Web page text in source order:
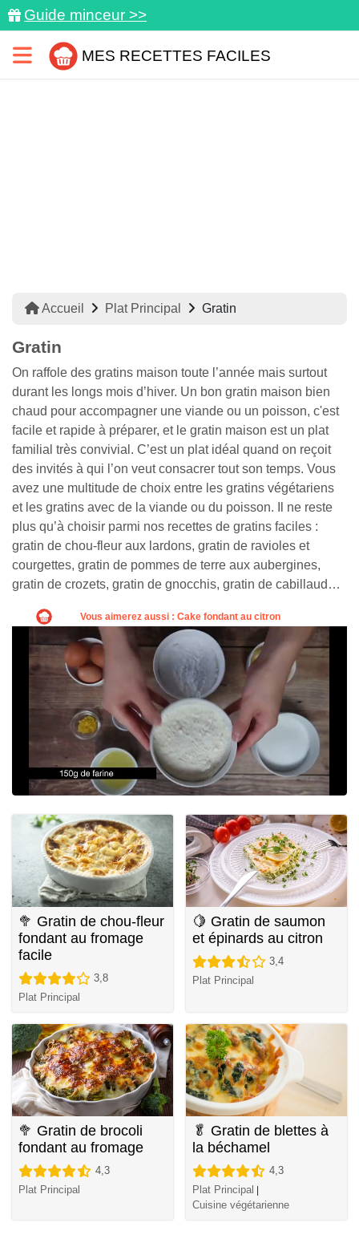
Guide minceur >>
MES RECETTES FACILES
Accueil Plat Principal Gratin
Gratin
On raffole des gratins maison toute l’année mais surtout
durant les longs mois d’hiver. Un bon gratin maison bien
chaud pour accompagner une viande ou un poisson, c'est
facile et rapide à préparer, et le gratin maison est un plat
familial très convivial. C’est un plat idéal quand on reçoit
des invités à qui l’on veut consacrer tout son temps. Vous
avez une multitude de choix entre les gratins végétariens
et les gratins avec de la viande ou du poisson. Il ne reste
plus qu’à choisir parmi nos recettes de gratins faciles :
gratin de chou-fleur aux lardons, gratin de ravioles et
courgettes, gratin de pommes de terre aux aubergines,
gratin de crozets, gratin de gnocchis, gratin de cabillaud…
🥦 Gratin de chou-fleur
fondant au fromage
facile
3,8
Plat Principal
🍋 Gratin de saumon
et épinards au citron
3,4
Plat Principal
🥦 Gratin de brocoli
fondant au fromage
4,3
Plat Principal
🥬 Gratin de blettes à
la béchamel
4,3
Plat Principal
Cuisine végétarienne